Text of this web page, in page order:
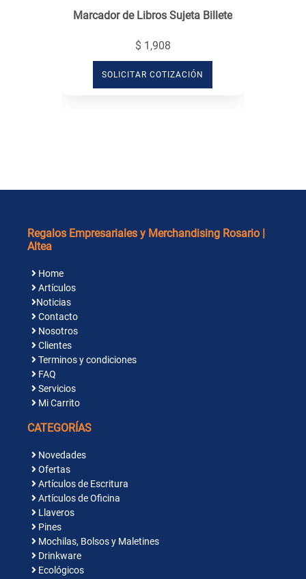
Marcador de Libros Sujeta Billete
$ 1,908
SOLICITAR COTIZACIÓN
Regalos Empresariales y Merchandising Rosario |
Altea
Home
Artículos
Noticias
Contacto
Nosotros
Clientes
Terminos y condiciones
FAQ
Servicios
Mi Carrito
CATEGORÍAS
Novedades
Ofertas
Artículos de Escritura
Artículos de Oficina
Llaveros
Pines
Mochilas, Bolsos y Maletines
Drinkware
Ecológicos